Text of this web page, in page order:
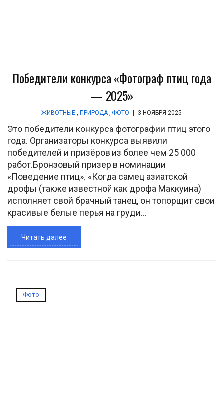
Победители конкурса «Фотограф птиц года
— 2025»
ЖИВОТНЫЕ ПРИРОДА ФОТО | 3 НОЯБРЯ 2025
Это победители конкурса фотографии птиц этого
года. Организаторы конкурса выявили
победителей и призёров из более чем 25 000
работ.Бронзовый призер в номинации
«Поведение птиц». «Когда самец азиатской
дрофы (также известной как дрофа Маккуина)
исполняет свой брачный танец, он топорщит свои
красивые белые перья на груди...
Читать далее
Фото